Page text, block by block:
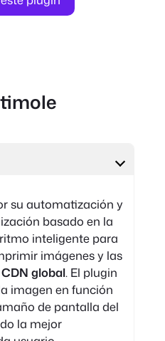
su automatización y
basado en la
inteligente para
imágenes y las
CDN global. El plugin
imagen en función
de pantalla del
la mejor